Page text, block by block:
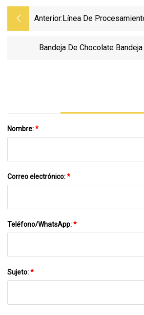
Anterior: Línea De
Automática De
Bandeja De Chocolate Bandeja
Nombre:*
Correo electrónico:*
Teléfono/WhatsApp:*
Sujeto:*